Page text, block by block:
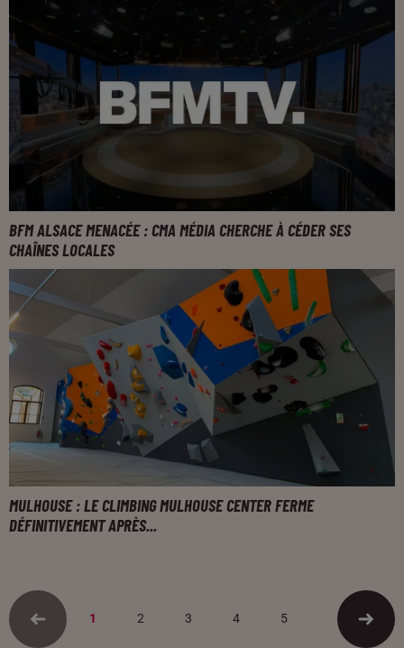
BFM ALSACE MENACÉE : CMA MÉDIA CHERCHE À CÉDER SES
CHAÎNES LOCALES
MULHOUSE : LE CLIMBING MULHOUSE CENTER FERME
DÉFINITIVEMENT APRÈS...
1 2 3 4 5